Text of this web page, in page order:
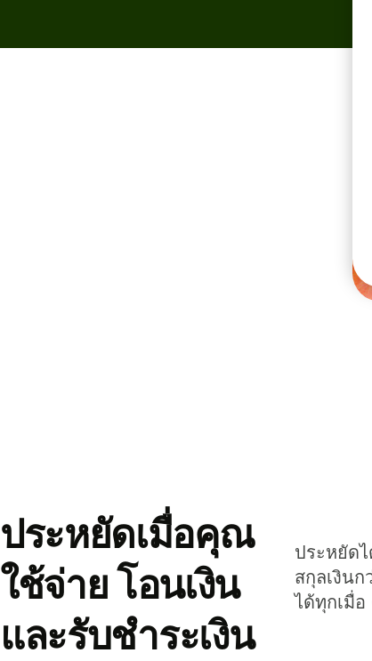
ประหยัดเมื่อคุณ
ใช้จ่าย โอนเงิน
และรับชำระเงิน
ประหยัด
สกุลเงิน
ได้ทุกเมื่